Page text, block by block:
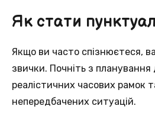
Як стати
Якщо ви часто спізнюєтеся,
звички. Почніть з
реалістичних часових рамок
непередбачених ситуацій.